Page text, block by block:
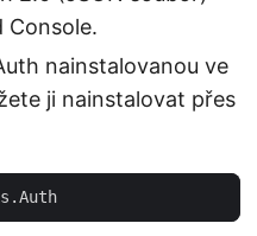
Console.
nainstalovanou ve
ji nainstalovat přes